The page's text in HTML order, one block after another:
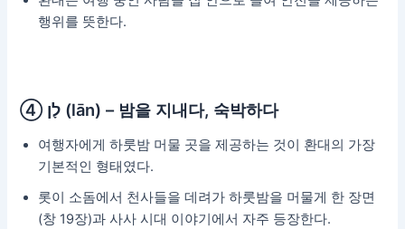
행위를 뜻한다.
④ לָן (lān) – 밤을 지내다, 숙박하다
여행자에게 하룻밤 머물 곳을 제공하는 것이 환대의 가장
기본적인 형태였다.
롯이 소돔에서 천사들을 데려가 하룻밤을 머물게 한 장면
(창 19장)과 사사 시대 이야기에서 자주 등장한다.